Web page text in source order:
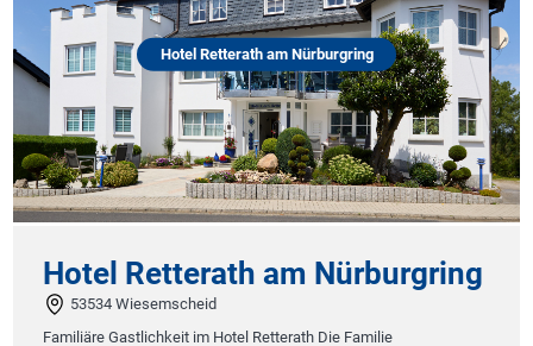
Hotel Retterath am Nürburgring
Hotel Retterath am Nürburgring
53534 Wiesemscheid
Familiäre Gastlichkeit im Hotel Retterath Die Familie